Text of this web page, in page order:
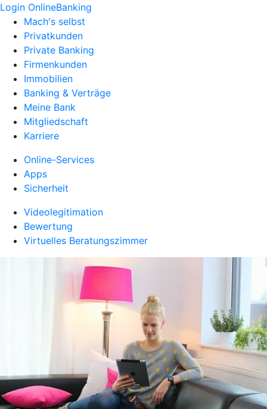
Login OnlineBanking
Mach's selbst
Privatkunden
Private Banking
Firmenkunden
Immobilien
Banking & Verträge
Meine Bank
Mitgliedschaft
Karriere
Online-Services
Apps
Sicherheit
Videolegitimation
Bewertung
Virtuelles Beratungszimmer